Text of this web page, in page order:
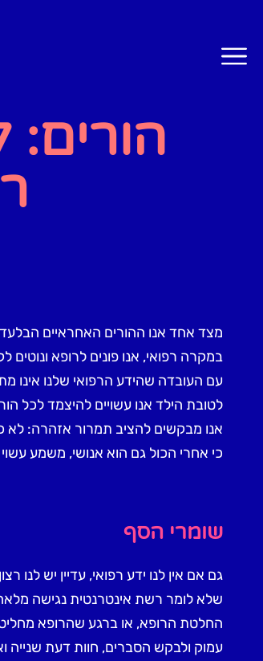
מצד אחד אנו ההורים האחראיים
במקרה רפואי, אנו פונים לרופא
עם העובדה שהידע הרפואי שלנו אינו
לטובת הילד אנו עשויים להיצמד לכל
אנו מבקשים להציב תמרור אזהרה: לא
כי אחרי הכול גם הוא אנושי, משמע
שומרי הסף
גם אם אין לנו ידע רפואי, עדיין יש לנו
שלא לומר רשת אינטרנטית נגישה
החלטת הרופא, או ברגע שהרופא
עמוק ולבקש הסברים, חוות דעת שנייה